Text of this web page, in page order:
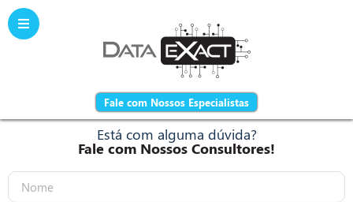
Fale com Nossos Especialistas
Está com alguma dúvida?
Fale com Nossos Consultores!